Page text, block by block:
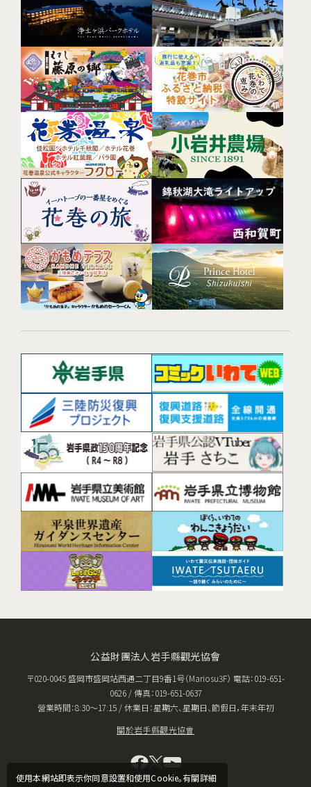
使用本網站即表示你同意設置和使用Cookie。有關詳細
公益財團法人岩手縣觀光協會
〒020-0045 盛岡市盛岡站西通二丁目9番1号（Mariosu3F） 電話：019-651-
0626 / 傳真：019-651-0637
營業時間：8:30〜17:15 / 休業日：星期六、星期日、節假日，年末年初
關於岩手縣觀光協會